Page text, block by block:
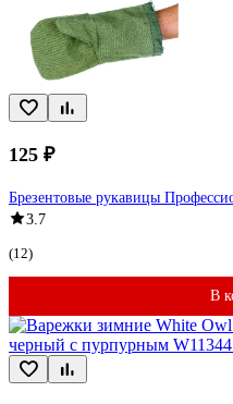
125 ₽
Брезентовые рукавицы
3.7
(12)
В